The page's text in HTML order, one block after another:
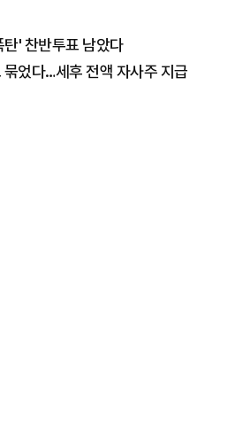
탄' 찬반투표 남았다
었다…세후 전액 자사주 지급